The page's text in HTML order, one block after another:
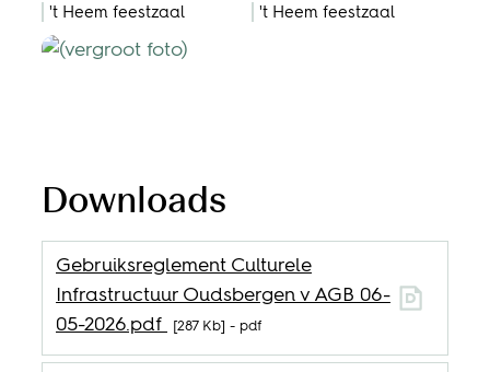
't Heem feestzaal 't Heem feestzaal
Downloads
Gebruiksreglement Culturele
Infrastructuur Oudsbergen v AGB 06-
05-2026.pdf
287 Kb pdf